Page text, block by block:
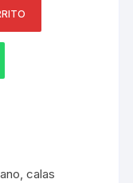
,calas